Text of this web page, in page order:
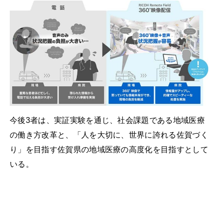
今後3者は、実証実験を通じ、社会課題である地域医療
の働き方改革と、「人を大切に、世界に誇れる佐賀づく
り」を目指す佐賀県の地域医療の高度化を目指すとして
いる。